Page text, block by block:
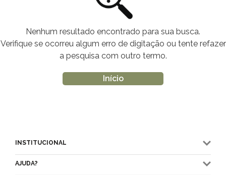
Nenhum resultado encontrado para sua busca.
Verifique se ocorreu algum erro de digitação ou tente refazer
a pesquisa com outro termo.
Início
INSTITUCIONAL
AJUDA?